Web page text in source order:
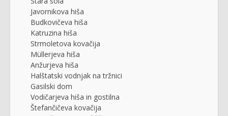
Javornikova hiša
Budkovičeva hiša
Katruzina hiša
Strmoletova kovačija
Müllerjeva hiša
Anžurjeva hiša
Halštatski vodnjak na tržnici
Gasilski dom
Vodičarjeva hiša in gostilna
Štefančičeva kovačija